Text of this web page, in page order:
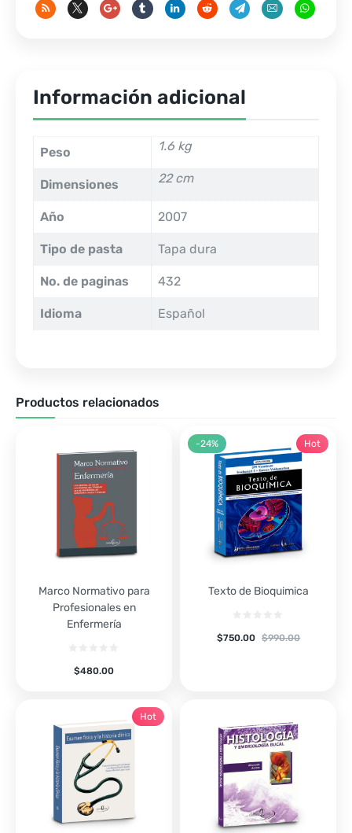
Información adicional
Peso 1.6 kg
Dimensiones 22 cm
Año 2007
Tipo de pasta Tapa dura
No. de paginas 432
Idioma Español
Productos relacionados
Marco Normativo para
Profesionales en
Enfermería
$480.00
Texto de Bioquimica
$990.00
$750.00
-24% Hot
Hot